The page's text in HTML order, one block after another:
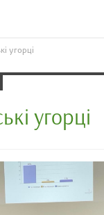
угорці
угорці